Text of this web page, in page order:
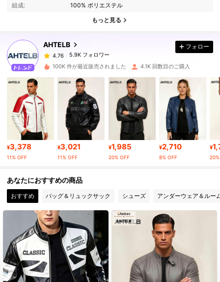
組成:
100% ポリエステル
もっと見る
AHTELB
5.9K フォロワー
4.76
5.9K フォロワー
m***2は1日前 に購入しました
4.76 5.9K フォロワー
5.9K フォロワー
4.76 5.9K フォロワー
5.9K フォロワー
4.76 5.9K フォロワー
5.9K フォロワー
フォロー
100K 件が最近販売されました 4.1K 回数目のご購入
¥3,378
11% OFF
¥3,021
11% OFF
¥1,985
20% OFF
¥2,710
8% OFF
¥
あなたにおすすめの商品
おすすめ バッグ＆リュックサック シューズ アンダーウェア＆ルー